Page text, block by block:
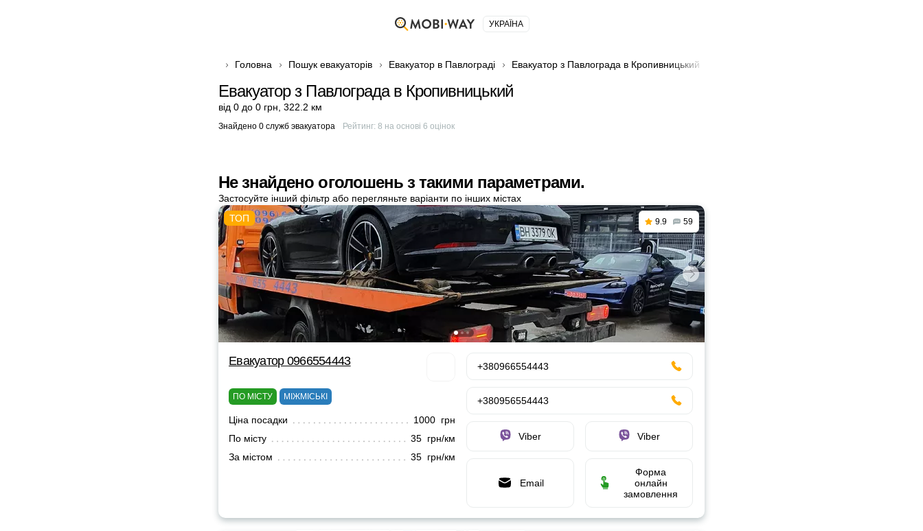
УКРАЇНА
Головна Пошук евакуаторів Евакуатор в Павлограді Евакуатор з Павлограда в Кропивницький
Евакуатор з Павлограда в Кропивницький
від 0 до 0 грн 322.2 км
Знайдено 0 служб эвакуатора Рейтинг: 8 на основі 6 оцінок
Не знайдено оголошень з такими параметрами.
Застосуйте інший фільтр або перегляньте варіанти по інших містах
9.9 59
Евакуатор 0966554443
ПО МІСТУ МІЖМІСЬКІ
Ціна посадки
1000 грн
По місту
35 грн/км
За містом
35 грн/км
+380966554443
+380956554443
Viber Viber
Email
Форма
онлайн
замовлення